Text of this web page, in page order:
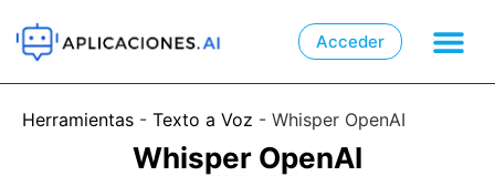
Acceder
Herramientas - Texto a Voz - Whisper OpenAI
Whisper OpenAI